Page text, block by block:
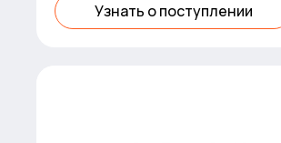
Узнать о поступлении